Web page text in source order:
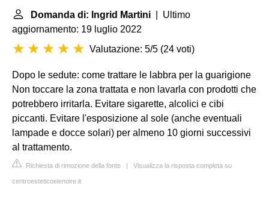
Domanda di: Ingrid Martini | Ultimo
aggiornamento: 19 luglio 2022
Valutazione: 5/5 (24 voti)
Dopo le sedute: come trattare le labbra per la guarigione
Non toccare la zona trattata e non lavarla con prodotti che
potrebbero irritarla. Evitare sigarette, alcolici e cibi
piccanti. Evitare l'esposizione al sole (anche eventuali
lampade e docce solari) per almeno 10 giorni successivi
al trattamento.
Richiesta di rimozione della fonte | Visualizza la risposta completa su
centroesteticoelenoire.it